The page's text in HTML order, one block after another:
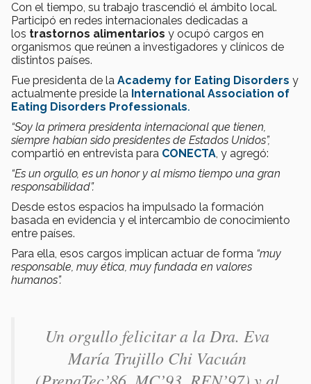
Con el tiempo, su trabajo trascendió el ámbito local.
Participó en redes internacionales dedicadas a
los trastornos alimentarios y ocupó cargos en
organismos que reúnen a investigadores y clínicos de
distintos países.
Fue presidenta de la Academy for Eating Disorders y
actualmente preside la International Association of
Eating Disorders Professionals.
“Soy la primera presidenta internacional que tienen,
siempre habían sido presidentes de Estados Unidos”,
compartió en entrevista para CONECTA, y agregó:
“Es un orgullo, es un honor y al mismo tiempo una gran
responsabilidad”.
Desde estos espacios ha impulsado la formación
basada en evidencia y el intercambio de conocimiento
entre países.
Para ella, esos cargos implican actuar de forma “muy
responsable, muy ética, muy fundada en valores
humanos”.
Un orgullo felicitar a la Dra. Eva
María Trujillo Chi Vacuán